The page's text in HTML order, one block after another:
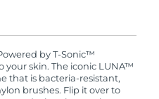
FOREO will
charge.
by T-Sonic™
your skin. The iconic LUNA™
that is bacteria-resistant,
brushes. Flip it over to